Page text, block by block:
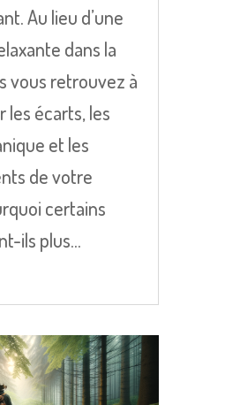
Au lieu d’une
dans la
vous retrouvez à
les écarts, les
et les
de votre
certains
ils plus...